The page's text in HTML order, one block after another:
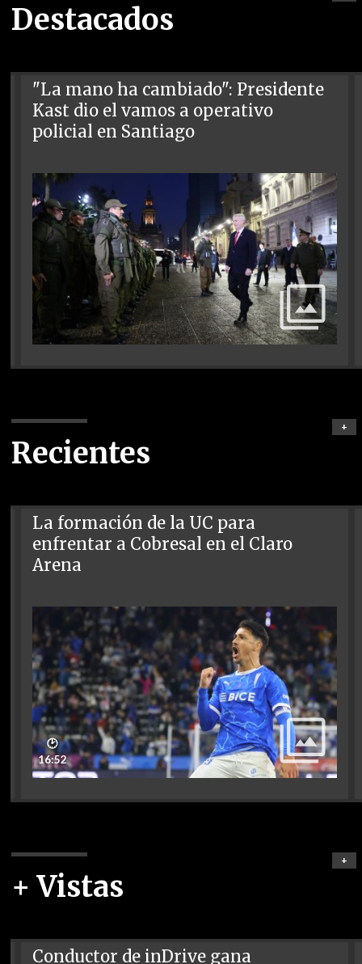
Destacados
"La mano ha cambiado": Presidente
Kast dio el vamos a operativo
policial en Santiago
Recientes
+
La formación de la UC para
enfrentar a Cobresal en el Claro
Arena
🕑
16:52
+ Vistas
+
Conductor de inDrive gana